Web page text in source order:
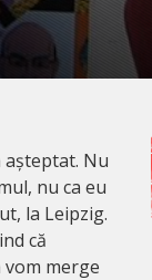
Nu
nu ca eu
la Leipzig.
că
vom merge